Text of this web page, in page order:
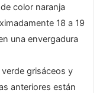
color naranja
18 a 19
una envergadura
grisáceos y
anteriores están